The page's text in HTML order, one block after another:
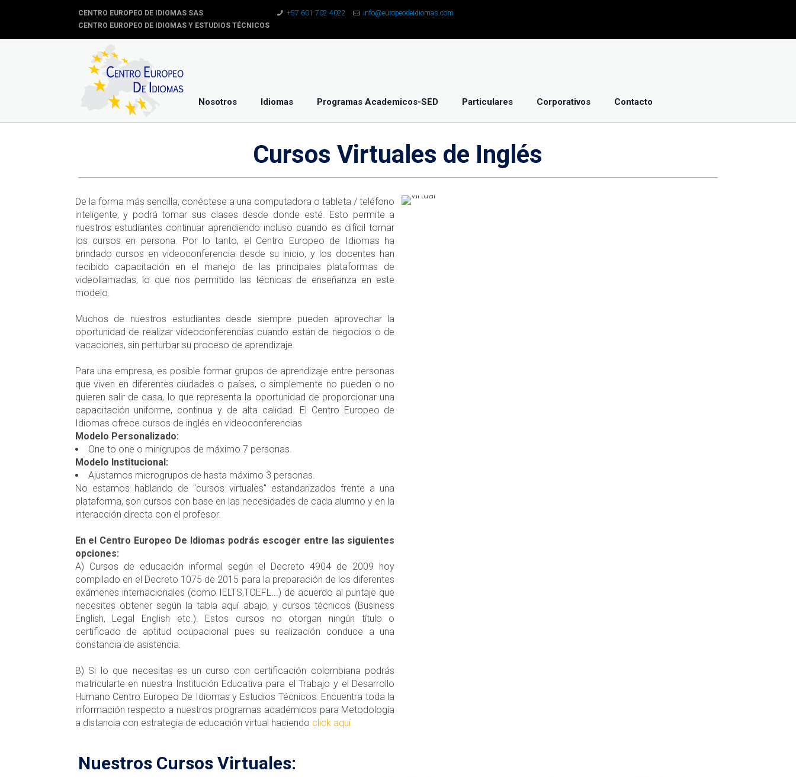
CENTRO EUROPEO DE IDIOMAS SAS
CENTRO EUROPEO DE IDIOMAS Y ESTUDIOS TÉCNICOS
+57 601 702 4022 info@europeodeidiomas.com
Nosotros Idiomas Programas Academicos-SED Particulares Corporativos Contacto
Cursos Virtuales de Inglés
De la forma más sencilla, conéctese a una computadora o tableta / teléfono
inteligente, y podrá tomar sus clases desde donde esté. Esto permite a
nuestros estudiantes continuar aprendiendo incluso cuando es difícil tomar
los cursos en persona. Por lo tanto, el Centro Europeo de Idiomas ha
brindado cursos en videoconferencia desde su inicio, y los docentes han
recibido capacitación en el manejo de las principales plataformas de
videollamadas, lo que nos permitido las técnicas de enseñanza en este
modelo.
Muchos de nuestros estudiantes desde siempre pueden aprovechar la
oportunidad de realizar videoconferencias cuando están de negocios o de
vacaciones, sin perturbar su proceso de aprendizaje.
Para una empresa, es posible formar grupos de aprendizaje entre personas
que viven en diferentes ciudades o países, o simplemente no pueden o no
quieren salir de casa, lo que representa la oportunidad de proporcionar una
capacitación uniforme, continua y de alta calidad. El Centro Europeo de
Idiomas ofrece cursos de inglés en videoconferencias
Modelo Personalizado:
One to one o minigrupos de máximo 7 personas.
Modelo Institucional:
Ajustamos microgrupos de hasta máximo 3 personas.
No estamos hablando de "cursos virtuales" estandarizados frente a una
plataforma, son cursos con base en las necesidades de cada alumno y en la
interacción directa con el profesor.
En el Centro Europeo De Idiomas podrás escoger entre las siguientes
opciones:
A) Cursos de educación informal según el Decreto 4904 de 2009 hoy
compilado en el Decreto 1075 de 2015 para la preparación de los diferentes
exámenes internacionales (como IELTS,TOEFL...) de acuerdo al puntaje que
necesites obtener según la tabla aquí abajo, y cursos técnicos (Business
English, Legal English etc.). Estos cursos no otorgan ningún título o
certificado de aptitud ocupacional pues su realización conduce a una
constancia de asistencia.
B) Si lo que necesitas es un curso con certificación colombiana podrás
matricularte en nuestra Institución Educativa para el Trabajo y el Desarrollo
Humano Centro Europeo De Idiomas y Estudios Técnicos. Encuentra toda la
información respecto a nuestros programas académicos para Metodología
a distancia con estrategia de educación virtual haciendo click aquí.
Nuestros Cursos Virtuales: